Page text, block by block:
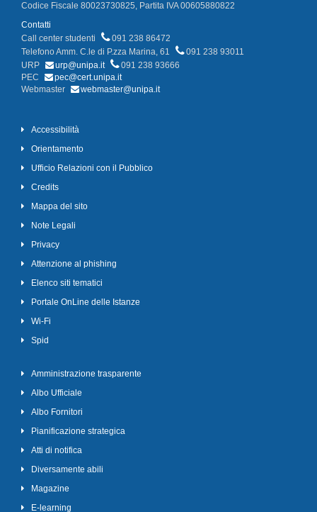
Codice Fiscale 80023730825, Partita IVA 00605880822
Contatti
Call center studenti
091 238 86472
Telefono Amm. C.le di P.zza Marina, 61
091 238 93011
URP
urp@unipa.it
091 238 93666
PEC
pec@cert.unipa.it
Webmaster
webmaster@unipa.it
Accessibilità
Orientamento
Ufficio Relazioni con il Pubblico
Credits
Mappa del sito
Note Legali
Privacy
Attenzione al phishing
Elenco siti tematici
Portale OnLine delle Istanze
Wi-Fi
Spid
Amministrazione trasparente
Albo Ufficiale
Albo Fornitori
Pianificazione strategica
Atti di notifica
Diversamente abili
Magazine
E-learning